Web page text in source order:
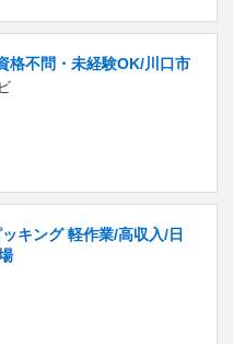
格不問・未経験OK/川口市
キング 軽作業/高収入/日